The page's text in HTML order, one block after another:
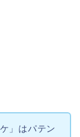
」はパテン